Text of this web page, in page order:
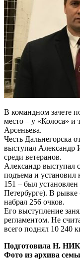
В командном зачете
место – у «Колоса»
Арсеньева.
Честь Дальнегорска
выступал Александр
среди ветеранов.
Александр выступал
подъема и установил
151 – был
Петербурге). В
набрал 256 очков.
Его выступление
регламентом. Не
всего поднял 10 240
Подготовила Н.
Фото из архива